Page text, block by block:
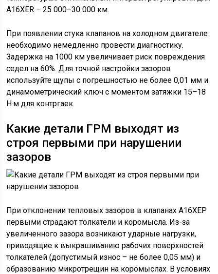
A16XER – 25 000–30 000 км.
При появлении стука клапанов на холодном двигателе
необходимо немедленно провести диагностику.
Задержка на 1000 км увеличивает риск повреждения
седел на 60%. Для точной настройки зазоров
используйте щупы с погрешностью не более 0,01 мм и
динамометрический ключ с моментом затяжки 15–18
Н·м для контргаек.
Какие детали ГРМ выходят из
строя первыми при нарушении
зазоров
При отклонении тепловых зазоров в клапанах А16ХЕР
первыми страдают толкатели и коромысла. Из-за
увеличенного зазора возникают ударные нагрузки,
приводящие к выкрашиванию рабочих поверхностей
толкателей (допустимый износ – не более 0,05 мм) и
образованию микротрещин на коромыслах. В условиях